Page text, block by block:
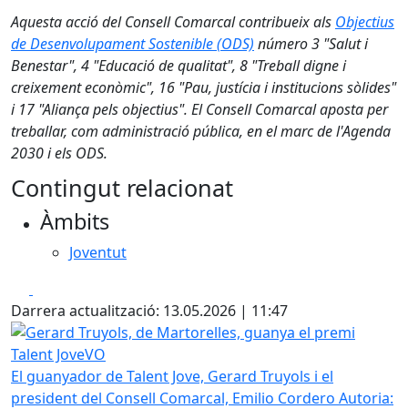
Aquesta acció del Consell Comarcal contribueix als Objectius
de Desenvolupament Sostenible (ODS) número 3 "Salut i
Benestar", 4 "Educació de qualitat", 8 "Treball digne i
creixement econòmic", 16 "Pau, justícia i institucions sòlides"
i 17 "Aliança pels objectius". El Consell Comarcal aposta per
treballar, com administració pública, en el marc de l'Agenda
2030 i els ODS.
Contingut relacionat
Àmbits
Joventut
Darrera actualització: 13.05.2026 | 11:47
Gerard Truyols, de Martorelles, guanya el premi Talent
El guanyador de Talent Jove, Gerard Truyols i el
president del Consell Comarcal, Emilio Cordero Autoria: